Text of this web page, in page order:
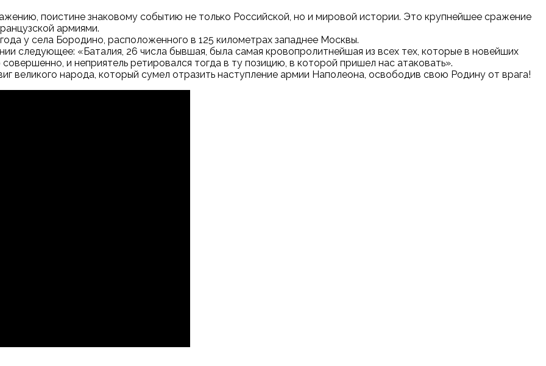
поистине знаковому событию не только Российской, но и мировой истории. Это крупнейшее сражение
армиями.
у села Бородино, расположенного в 125 километрах западнее Москвы.
следующее: «Баталия, 26 числа бывшая, была самая кровопролитнейшая из всех тех, которые в новейших
и неприятель ретировался тогда в ту позицию, в которой пришел нас атаковать».
великого народа, который сумел отразить наступление армии Наполеона, освободив свою Родину от врага!